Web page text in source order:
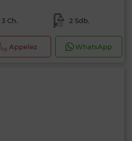
3 Ch. 2 Sdb.
Appelez WhatsApp